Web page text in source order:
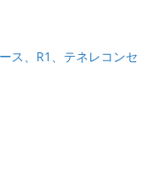
ス、R1、テネレコンセ